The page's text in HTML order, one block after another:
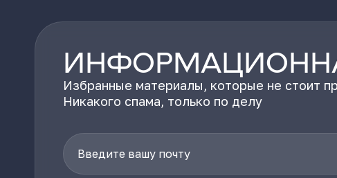
Избранные материалы, которые не стоит
Никакого спама, только по делу